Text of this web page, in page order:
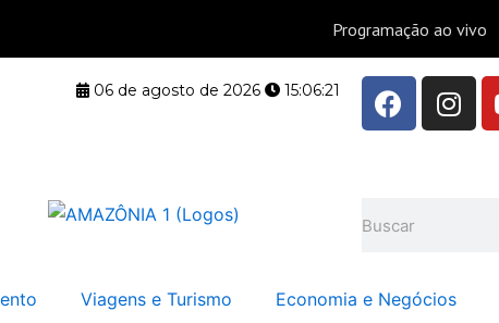
06 de agosto de 2026 15:06:21
F
a
o
I
n
m
Viagens e Turismo Economia e Negócios